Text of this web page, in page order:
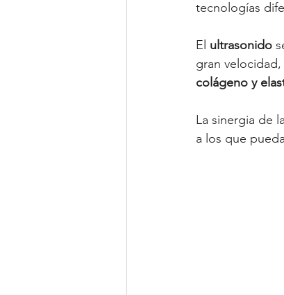
tecnologías
El ultrasonido
gran
colágeno y
La sinergia de
a los que